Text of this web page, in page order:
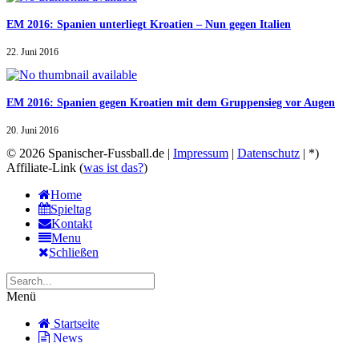
EM 2016: Spanien unterliegt Kroatien – Nun gegen Italien
22. Juni 2016
EM 2016: Spanien gegen Kroatien mit dem Gruppensieg vor Augen
20. Juni 2016
© 2026 Spanischer-Fussball.de | Impressum | Datenschutz | *)
Affiliate-Link (was ist das?)
Home
Spieltag
Kontakt
Menu
Schließen
Menü
Startseite
News